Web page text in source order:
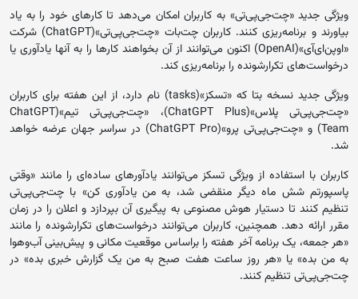
ویژگی جدید «چت‌جی‌پی‌تی» به کاربران امکان می‌دهد تا کارهای خود را به یاد
بیاورند و برنامه‌ریزی کنند. کاربران چت‌بات «چت‌جی‌پی‌تی»(ChatGPT) شرکت
«اوپن‌ای‌آی»(OpenAI) اکنون می‌توانند از آن بخواهند کارها را به آنها یادآوری یا
درخواست‌های تکرارشونده را برنامه‌ریزی کند.
ویژگی جدید نسخه بتا که «تسکز»(tasks) نام دارد، از این هفته برای کاربران
«چت‌جی‌پی‌تی پلاس»(ChatGPT Plus)، «چت‌جی‌پی‌تی تیم»(ChatGPT
Team) و «چت‌جی‌پی‌تی پرو»(ChatGPT Pro) در سراسر جهان عرضه خواهد
شد.
کاربران با استفاده از ویژگی تسکز می‌توانند یادآورهای ساده‌ای را مانند «وقتی
پاسپورتم شش ماه دیگر منقضی شد، به من یادآوری کن» با چت‌جی‌پی‌تی
تنظیم کنند تا دستیار هوش مصنوعی به پیگیری آن بپردازد و اعلان را در زمان
مقرر ارائه دهد. همچنین، کاربران می‌توانند درخواست‌های تکرارشونده را مانند
«هر جمعه، یک برنامه آخر هفته را براساس موقعیت مکانی و پیش‌بینی آب‌وهوا
به من بده» یا «هر روز ساعت هفت صبح به من یک گزارش خبری بده» در
چت‌جی‌پی‌تی تنظیم کنند.